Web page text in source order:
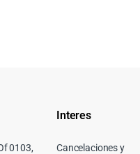
0103,
Interes
Cancelaciones y